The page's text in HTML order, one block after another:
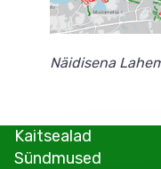
Näidisena
Kaitsealad
Sündmused